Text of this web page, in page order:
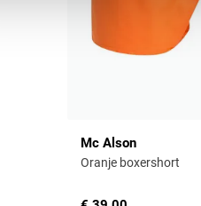
Mc Alson
Oranje boxershort